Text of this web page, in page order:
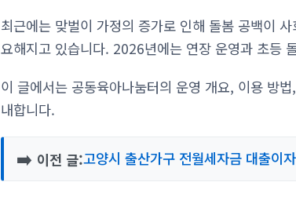
최근에는 맞벌이 가정의 증가로 인해 돌봄 공백이
요해지고 있습니다. 2026년에는 연장 운영과 초등
이 글에서는 공동육아나눔터의 운영 개요, 이용 방
내합니다.
➡️ 이전 글:고양시 출산가구 전월세자금 대출이